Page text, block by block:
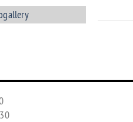
sono I sistemi di